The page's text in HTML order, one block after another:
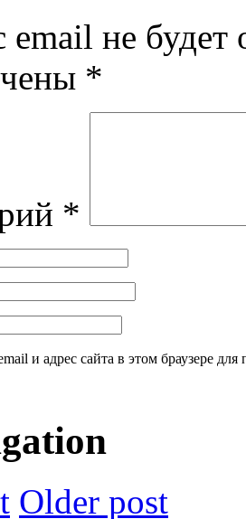
не будет
*
*
и адрес сайта в этом браузере
Older post